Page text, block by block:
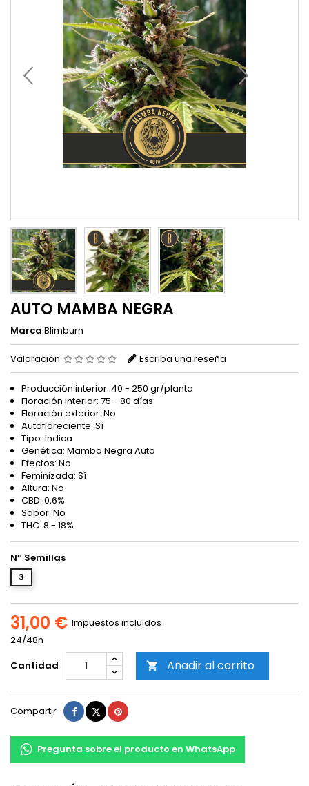
AUTO MAMBA NEGRA
Marca Blimburn
Valoración Escriba una reseña
Producción interior: 40 - 250 gr/planta
Floración interior: 75 - 80 días
Floración exterior: No
Autofloreciente: Sí
Tipo: Indica
Genética: Mamba Negra Auto
Efectos: No
Feminizada: Sí
Altura: No
CBD: 0,6%
Sabor: No
THC: 8 - 18%
Nº Semillas
3
31,00 € Impuestos incluidos
24/48h
Cantidad
 Añadir al carrito
Compartir Compartir
TuitearPinterest
Pregunta sobre el producto en WhatsApp